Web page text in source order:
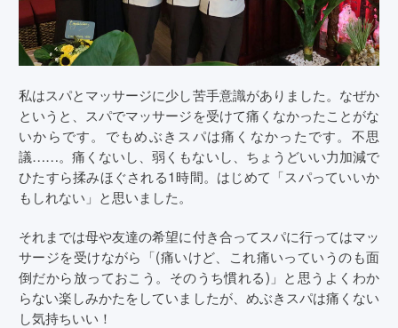
私はスパとマッサージに少し苦手意識がありました。なぜか
というと、スパでマッサージを受けて痛くなかったことがな
いからです。でもめぶきスパは痛くなかったです。不思
議……。痛くないし、弱くもないし、ちょうどいい力加減で
ひたすら揉みほぐされる1時間。はじめて「スパっていいか
もしれない」と思いました。
それまでは母や友達の希望に付き合ってスパに行ってはマッ
サージを受けながら「(痛いけど、これ痛いっていうのも面
倒だから放っておこう。そのうち慣れる)」と思うよくわか
らない楽しみかたをしていましたが、めぶきスパは痛くない
し気持ちいい！